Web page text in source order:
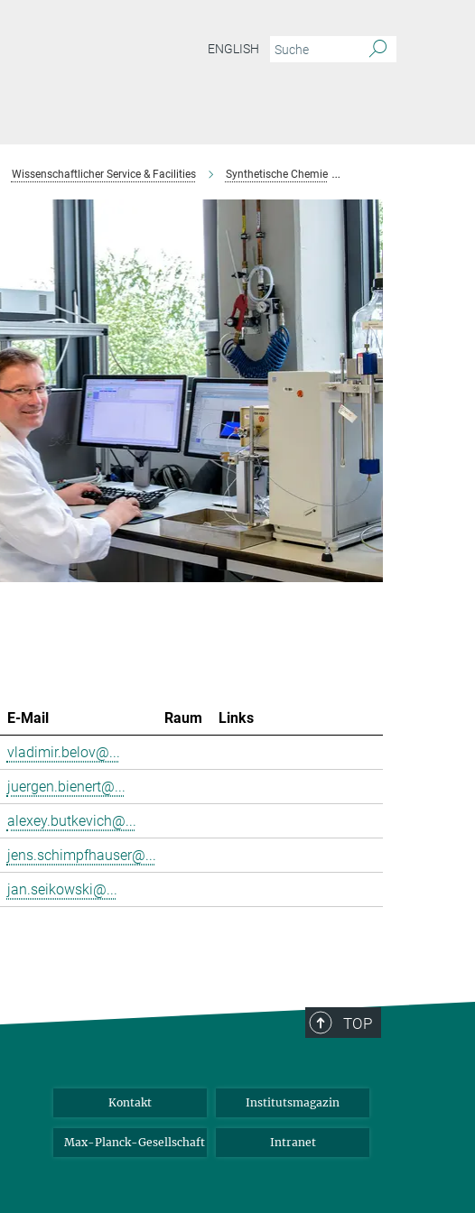
ENGLISH
Wissenschaftlicher Service & Facilities Synthetische Chemie
E-Mail Raum
Links
vladimir.belov@...
juergen.bienert@...
alexey.butkevich@...
jens.schimpfhauser@...
jan.seikowski@...
TOP
Kontakt Institutsmagazin
Max-Planck-Gesellschaft Intranet